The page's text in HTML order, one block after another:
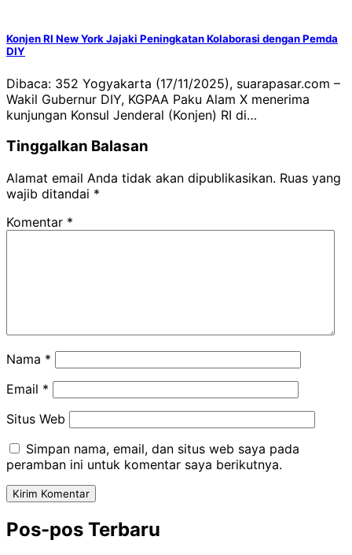
Konjen RI New York Jajaki Peningkatan Kolaborasi dengan Pemda
DIY
Dibaca: 352 Yogyakarta (17/11/2025), suarapasar.com –
Wakil Gubernur DIY, KGPAA Paku Alam X menerima
kunjungan Konsul Jenderal (Konjen) RI di…
Tinggalkan Balasan
Alamat email Anda tidak akan dipublikasikan. Ruas yang
wajib ditandai *
Komentar *
Nama *
Email *
Situs Web
Simpan nama, email, dan situs web saya pada
peramban ini untuk komentar saya berikutnya.
Pos-pos Terbaru